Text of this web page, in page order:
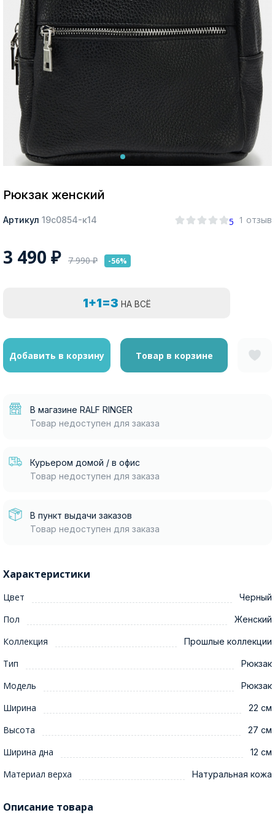
Да, все верно Изменить город
О компании
Рюкзак женский
Артикул 19с0854-к14 5 1 отзыв
3 490 ₽ 7 990₽ -56%
1+1=3 НА ВСЁ
Добавить в корзину Товар в корзине
В магазине RALF RINGER
Товар недоступен для заказа
Курьером домой / в офис
Товар недоступен для заказа
В пункт выдачи заказов
Товар недоступен для заказа
Характеристики
Цвет Черный
Пол Женский
Коллекция Прошлые коллекции
Тип Рюкзак
Модель Рюкзак
Ширина 22 см
Высота 27 см
Ширина дна 12 см
Материал верха Натуральная кожа
Описание товара